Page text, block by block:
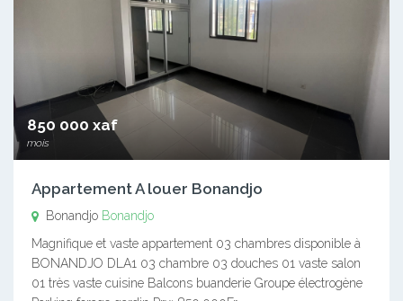
850 000 xaf
mois
Appartement A louer Bonandjo
Bonandjo Bonandjo
Magnifique et vaste appartement 03 chambres disponible à
BONANDJO DLA1 03 chambre 03 douches 01 vaste salon
01 très vaste cuisine Balcons buanderie Groupe électrogène